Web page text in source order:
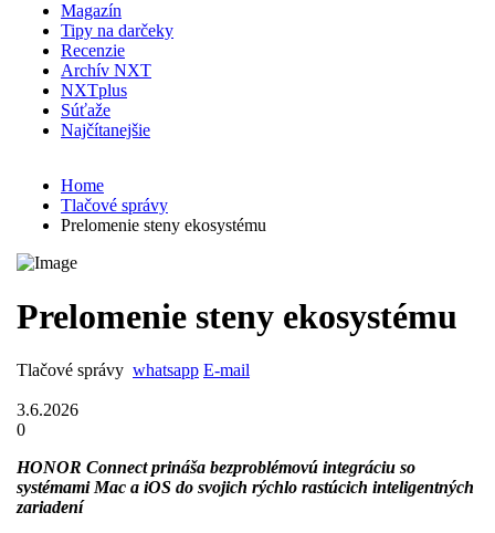
Magazín
Tipy na darčeky
Recenzie
Archív NXT
NXTplus
Súťaže
Najčítanejšie
Home
Tlačové správy
Prelomenie steny ekosystému
Prelomenie steny ekosystému
Tlačové správy whatsapp E-mail
3.6.2026
0
HONOR Connect prináša bezproblémovú integráciu so
systémami Mac a iOS do svojich rýchlo rastúcich inteligentných
zariadení